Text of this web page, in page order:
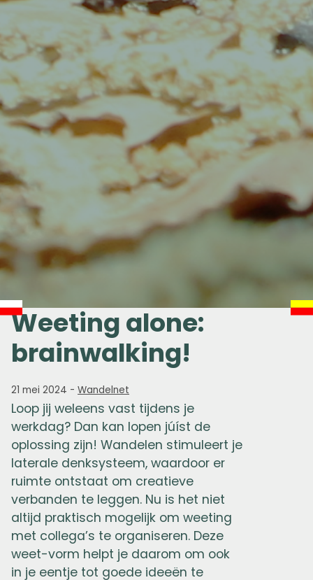
Weeting alone:
brainwalking!
21 mei 2024 - Wandelnet
Loop jij weleens vast tijdens je
werkdag? Dan kan lopen júíst de
oplossing zijn! Wandelen stimuleert je
laterale denksysteem, waardoor er
ruimte ontstaat om creatieve
verbanden te leggen. Nu is het niet
altijd praktisch mogelijk om weeting
met collega’s te organiseren. Deze
weet-vorm helpt je daarom om ook
in je eentje tot goede ideeën te